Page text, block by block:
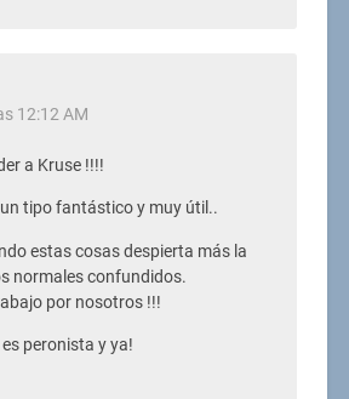
12:12 AM
a Kruse !!!!
tipo fantástico y muy útil..
estas cosas despierta más la
normales confundidos.
por nosotros !!!
peronista y ya!